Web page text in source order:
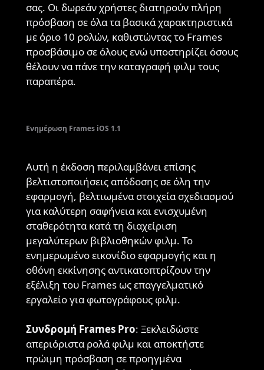
σας. Οι δωρεάν χρήστες διατηρούν πλήρη
πρόσβαση σε όλα τα βασικά χαρακτηριστικά
με όριο 10 ρολών, καθιστώντας το Frames
προσβάσιμο σε όλους ενώ υποστηρίζει όσους
θέλουν να πάνε την καταγραφή φιλμ τους
παραπέρα.
Ενημέρωση Frames iOS 1.1
Αυτή η έκδοση περιλαμβάνει επίσης
βελτιστοποιήσεις απόδοσης σε όλη την
εφαρμογή, βελτιωμένα στοιχεία σχεδιασμού
για καλύτερη σαφήνεια και ενισχυμένη
σταθερότητα κατά τη διαχείριση
μεγαλύτερων βιβλιοθηκών φιλμ. Το
ενημερωμένο εικονίδιο εφαρμογής και η
οθόνη εκκίνησης αντικατοπτρίζουν την
εξέλιξη του Frames ως επαγγελματικό
εργαλείο για φωτογράφους φιλμ.
Συνδρομή Frames Pro: Ξεκλειδώστε
απεριόριστα ρολά φιλμ και αποκτήστε
πρώιμη πρόσβαση σε προηγμένα